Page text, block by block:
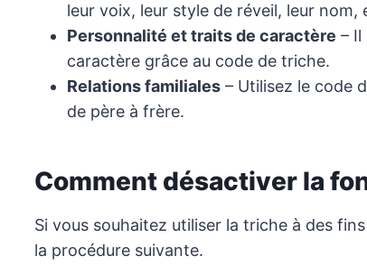
leur voix, leur style de réveil, leur nom,
Personnalité et traits de caractère –
caractère grâce au code de triche.
Relations familiales – Utilisez le code
de père à frère.
Comment désactiver la
Si vous souhaitez utiliser la triche à des
la procédure suivante.